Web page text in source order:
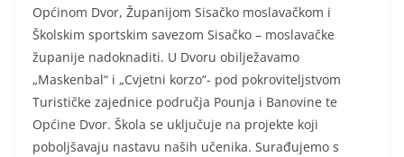
Općinom Dvor, Županijom Sisačko moslavačkom i
Školskim sportskim savezom Sisačko – moslavačke
županije nadoknaditi. U Dvoru obilježavamo
„Maskenbal“ i „Cvjetni korzo“- pod pokroviteljstvom
Turističke zajednice područja Pounja i Banovine te
Općine Dvor. Škola se uključuje na projekte koji
poboljšavaju nastavu naših učenika. Surađujemo s